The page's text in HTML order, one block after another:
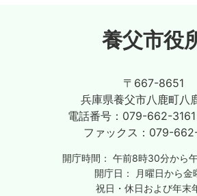
養父市役
〒667-8651
兵庫県養父市八鹿町八
電話番号： 079-662-3161
ファックス： 079-
開庁時間： 午前8時30分から
開庁日：
月曜日から金
祝日・休日および年末